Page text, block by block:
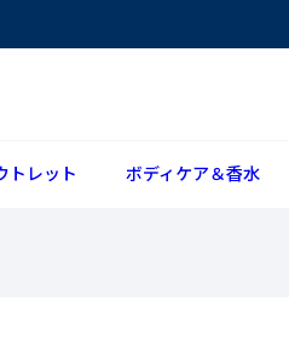
トレット ボディケア＆香水